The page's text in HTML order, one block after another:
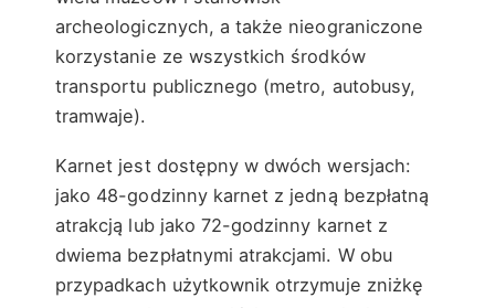
archeologicznych, a także nieograniczone
korzystanie ze wszystkich środków
transportu publicznego (metro, autobusy,
tramwaje).
Karnet jest dostępny w dwóch wersjach:
jako 48-godzinny karnet z jedną bezpłatną
atrakcją lub jako 72-godzinny karnet z
dwiema bezpłatnymi atrakcjami. W obu
przypadkach użytkownik otrzymuje zniżkę